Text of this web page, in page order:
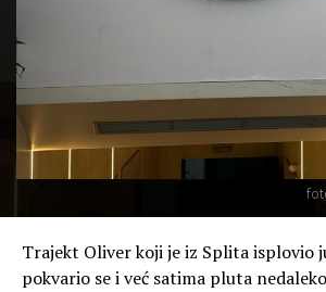
Trajekt Oliver koji je iz Splita isplovio
pokvario se i već satima pluta